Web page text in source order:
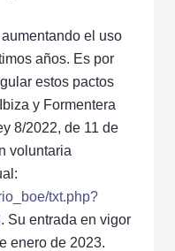
aumentando el uso
años. Es por
estos pactos
y Formentera
8/2022, de 11 de
voluntaria
txt.php?
. Su entrada en vigor
enero de 2023.